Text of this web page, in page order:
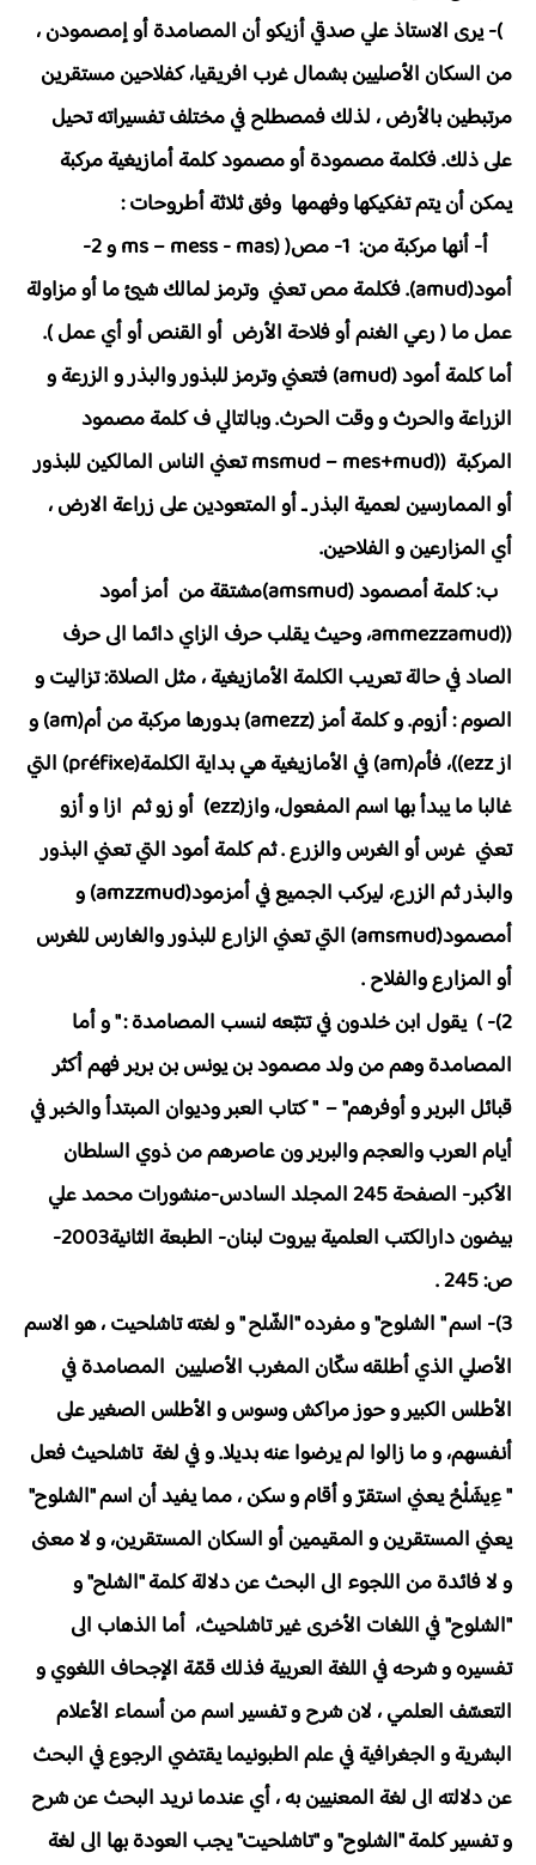
)- يرى الاستاذ علي صدقي أزيكو أن المصامدة أو إمصمودن ،
من السكان الأصليين بشمال غرب افريقيا، كفلاحين مستقرين
مرتبطين بالأرض ، لذلك فمصطلح في مختلف تفسيراته تحيل
على ذلك. فكلمة مصمودة أو مصمود كلمة أمازيغية مركبة
يمكن أن يتم تفكيكها وفهمها وفق ثلاثة أطروحات :
أ- أنها مركبة من: 1- مص( (ms – mess - mas و 2-
أمود(amud). فكلمة مص تعني وترمز لمالك شيئ ما أو مزاولة
عمل ما ( رعي الغنم أو فلاحة الأرض أو القنص أو أي عمل ).
أما كلمة أمود (amud) فتعني وترمز للبذور والبذر و الزرعة و
الزراعة والحرث و وقت الحرث. وبالتالي ف كلمة مصمود
المركبة ((msmud – mes+mud تعني الناس المالكين للبذور
أو الممارسين لعمية البذر ـ أو المتعودين على زراعة الارض ،
أي المزارعين و الفلاحين.
ب: كلمة أمصمود (amsmud)مشتقة من أمز أمود
((ammezzamud، وحيث يقلب حرف الزاي دائما الى حرف
الصاد في حالة تعريب الكلمة الأمازيغية ، مثل الصلاة: تزاليت و
الصوم : أزوم. و كلمة أمز (amezz) بدورها مركبة من أم(am) و
از ezz))، فأم(am) في الأمازيغية هي بداية الكلمة(préfixe) التي
غالبا ما يبدأ بها اسم المفعول، واز(ezz) أو زو ثم ازا و أزو
تعني غرس أو الغرس والزرع . ثم كلمة أمود التي تعني البذور
والبذر ثم الزرع، ليركب الجميع في أمزمود(amzzmud) و
أمصمود(amsmud) التي تعني الزارع للبذور والغارس للغرس
أو المزارع والفلاح .
2)- ) يقول ابن خلدون في تتبّعه لنسب المصامدة : " و أما
المصامدة وهم من ولد مصمود بن يونس بن بربر فهم أكثر
قبائل البربر و أوفرهم" – " كتاب العبر وديوان المبتدأ والخبر في
أيام العرب والعجم والبربر ون عاصرهم من ذوي السلطان
الأكبر- الصفحة 245 المجلد السادس-منشورات محمد علي
بيضون دارالكتب العلمية بيروت لبنان- الطبعة الثانية2003-
ص: 245 .
3)- اسم " الشلوح" و مفرده "الشّلح " و لغته تاشلحيت ، هو الاسم
الأصلي الذي أطلقه سكّان المغرب الأصليين المصامدة في
الأطلس الكبير و حوز مراكش وسوس و الأطلس الصغير على
أنفسهم، و ما زالوا لم يرضوا عنه بديلا. و في لغة تاشلحيث فعل
" ءِيشَلْحْ يعني استقرّ و أقام و سكن ، مما يفيد أن اسم "الشلوح"
يعني المستقرين و المقيمين أو السكان المستقرين، و لا معنى
و لا فائدة من اللجوء الى البحث عن دلالة كلمة "الشلح" و
"الشلوح" في اللغات الأخرى غير تاشلحيث، أما الذهاب الى
تفسيره و شرحه في اللغة العربية فذلك قمّة الإجحاف اللغوي و
التعسّف العلمي ، لان شرح و تفسير اسم من أسماء الأعلام
البشرية و الجغرافية في علم الطبونيما يقتضي الرجوع في البحث
عن دلالته الى لغة المعنيين به ، أي عندما نريد البحث عن شرح
و تفسير كلمة "الشلوح" و "تاشلحيت" يجب العودة بها الى لغة